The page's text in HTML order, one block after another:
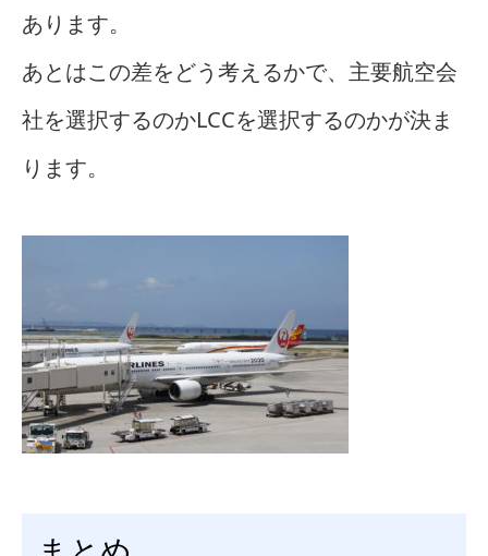
あります。
あとはこの差をどう考えるかで、主要航空会
社を選択するのかLCCを選択するのかが決ま
ります。